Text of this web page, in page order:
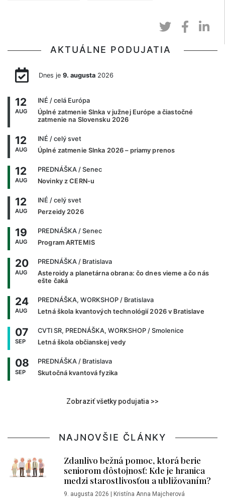
AKTUÁLNE PODUJATIA
Dnes je 9. augusta2026
12
AUG
INÉ / celá Európa
Úplné zatmenie Slnka v južnej Európe a čiastočné
zatmenie na Slovensku 2026
12
AUG
INÉ / celý svet
Úplné zatmenie Slnka 2026 – priamy prenos
12
AUG
PREDNÁŠKA / Senec
Novinky z CERN-u
12
AUG
INÉ / celý svet
Perzeidy 2026
19
AUG
PREDNÁŠKA / Senec
Program ARTEMIS
20
AUG
PREDNÁŠKA / Bratislava
Asteroidy a planetárna obrana: čo dnes vieme a čo nás
ešte čaká
24
AUG
PREDNÁŠKA, WORKSHOP / Bratislava
Letná škola kvantových technológií 2026 v Bratislave
07
SEP
CVTI SR, PREDNÁŠKA, WORKSHOP / Smolenice
Letná škola občianskej vedy
08
SEP
PREDNÁŠKA / Bratislava
Skutočná kvantová fyzika
Zobraziť všetky podujatia >>
NAJNOVŠIE ČLÁNKY
Zdanlivo bežná pomoc, ktorá berie
seniorom dôstojnosť: Kde je hranica
medzi starostlivosťou a ubližovaním?
9. augusta 2026 | Kristína Anna Majcherová